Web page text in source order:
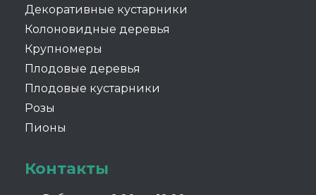
Декоративные кустарники
Колоновидные деревья
Крупномеры
Плодовые деревья
Плодовые кустарники
Розы
Пионы
Контакты